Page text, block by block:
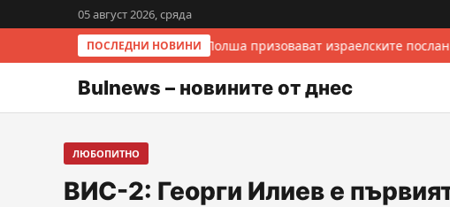
05 август 2026, сряда
ПОСЛЕДНИ НОВИНИ
Италия и Полша призовават израелските
Bulnews – новините от днес
ЛЮБОПИТНО
ВИС-2: Георги Илиев е